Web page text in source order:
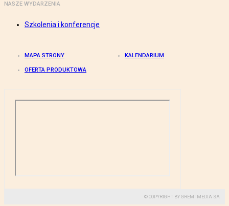
NASZE WYDARZENIA
Szkolenia i konferencje
MAPA STRONY KALENDARIUM
OFERTA PRODUKTOWA
© COPYRIGHT BY GREMI MEDIA SA